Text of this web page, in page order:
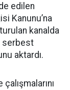
edilen
Kanunu’na
kanalda
serbest
aktardı.